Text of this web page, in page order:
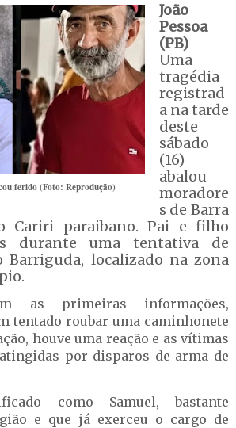
ferido (Foto: Reprodução)
João
Pessoa
(PB)-
Uma
tragédia
registrad
a na tarde
deste
sábado
(16)
abalou
moradore
s de Barra
Cariri paraibano. Pai e filho
durante uma tentativa de
Barriguda, localizado na zona
as primeiras informações,
tentado roubar uma caminhonete
houve uma reação e as vítimas
por disparos de arma de
como Samuel, bastante
e que já exerceu o cargo de